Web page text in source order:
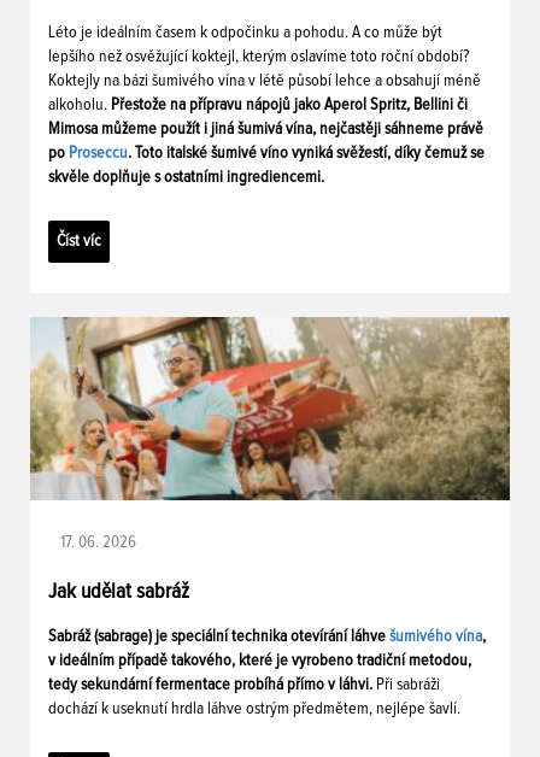
Léto je ideálním časem k odpočinku a pohodu. A co může být
lepšího než osvěžující koktejl, kterým oslavíme toto roční období?
Koktejly na bázi šumivého vína v létě působí lehce a obsahují méně
alkoholu. Přestože na přípravu nápojů jako Aperol Spritz, Bellini či
Mimosa můžeme použít i jiná šumivá vína, nejčastěji sáhneme právě
po Proseccu. Toto italské šumivé víno vyniká svěžestí, díky čemuž se
skvěle doplňuje s ostatními ingrediencemi.
Číst víc
17. 06. 2026
Jak udělat sabráž
Sabráž (sabrage) je speciální technika otevírání láhve šumivého vína,
v ideálním případě takového, které je vyrobeno tradiční metodou,
tedy sekundární fermentace probíhá přímo v láhvi. Při sabráži
dochází k useknutí hrdla láhve ostrým předmětem, nejlépe šavlí.